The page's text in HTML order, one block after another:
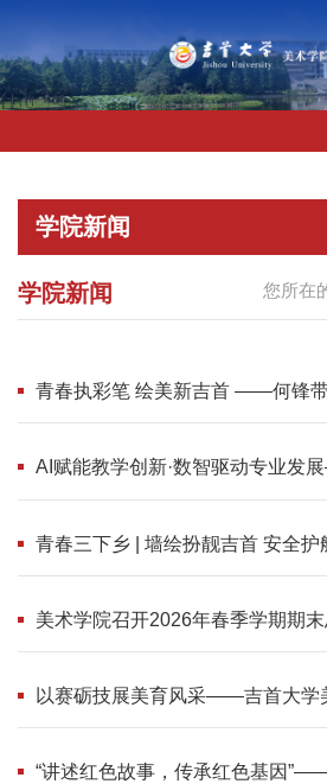
学院新闻
您所在
学院新闻
青春执彩笔 绘美新吉首 ——何锋
AI赋能教学创新·数智驱动专业发
青春三下乡 | 墙绘扮靓吉首 安全护
美术学院召开2026年春季学期期
以赛砺技展美育风采——吉首大学
“讲述红色故事，传承红色基因